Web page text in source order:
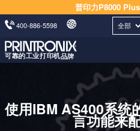
普印力P8000
400-886-5598
使用IBM AS400系统
言功能来